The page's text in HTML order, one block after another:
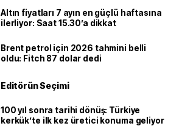
Altın fiyatları 7 ayın en güçlü haftasına
ilerliyor: Saat 15.30’a dikkat
Brent petrol için 2026 tahmini belli
oldu: Fitch 87 dolar dedi
Editörün Seçimi
100 yıl sonra tarihi dönüş: Türkiye
kerkük’te ilk kez üretici konuma geliyor